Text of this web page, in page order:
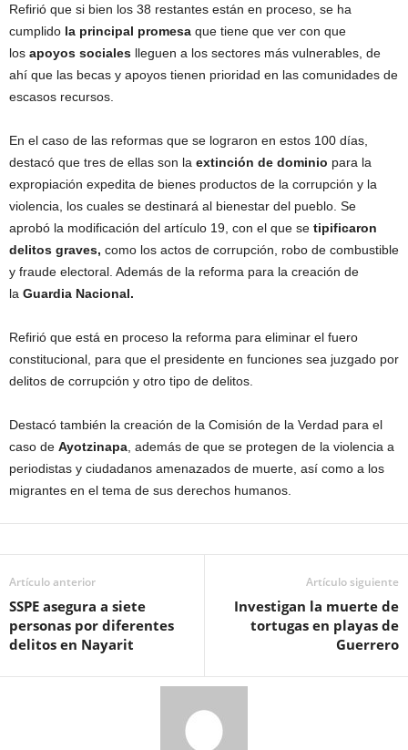
Refirió que si bien los 38 restantes están en proceso, se ha
cumplido la principal promesa que tiene que ver con que
los apoyos sociales lleguen a los sectores más vulnerables, de
ahí que las becas y apoyos tienen prioridad en las comunidades de
escasos recursos.
En el caso de las reformas que se lograron en estos 100 días,
destacó que tres de ellas son la extinción de dominio para la
expropiación expedita de bienes productos de la corrupción y la
violencia, los cuales se destinará al bienestar del pueblo. Se
aprobó la modificación del artículo 19, con el que se tipificaron
delitos graves, como los actos de corrupción, robo de combustible
y fraude electoral. Además de la reforma para la creación de
la Guardia Nacional.
Refirió que está en proceso la reforma para eliminar el fuero
constitucional, para que el presidente en funciones sea juzgado por
delitos de corrupción y otro tipo de delitos.
Destacó también la creación de la Comisión de la Verdad para el
caso de Ayotzinapa , además de que se protegen de la violencia a
periodistas y ciudadanos amenazados de muerte, así como a los
migrantes en el tema de sus derechos humanos.
Artículo anterior
SSPE asegura a siete
personas por diferentes
delitos en Nayarit
Artículo siguiente
Investigan la muerte de
tortugas en playas de
Guerrero